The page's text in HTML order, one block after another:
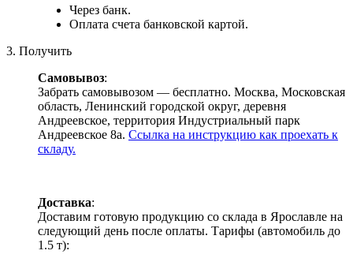
Через банк.
Оплата счета банковской картой.
3. Получить
Самовывоз:
Забрать самовывозом — бесплатно. Москва, Московская
область, Ленинский городской округ, деревня
Андреевское, территория Индустриальный парк
Андреевское 8а. Ссылка на инструкцию как проехать к
складу.
Доставка:
Доставим готовую продукцию со склада в Ярославле на
следующий день после оплаты. Тарифы (автомобиль до
1.5 т):